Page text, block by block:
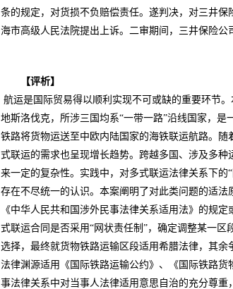
条的规定，对货损不负赔偿责任。遂判决，对三井
海市高级人民法院提出上诉。二审期间，三井保险公
【评析】
航运是国际贸易得以顺利实现不可或缺的重要环节
地斯洛伐克，所涉三国均系“一带一路”沿线国家，
铁路将货物运送至中欧内陆国家的海铁联运航路。
式联运的需求也呈现增长趋势。跨越多国、涉及多
来一定的复杂性。实践中，对多式联运法律关系下
存在不尽统一的认识。本案阐明了对此类问题的适
《中华人民共和国涉外民事法律关系适用法》的规
式联运合同是否采用“网状责任制”，确定调整某一
选择，最终就货物铁路运输区段适用希腊法律，其
法律渊源适用《国际铁路运输公约》、《国际铁路
事法律关系中对当事人法律适用意思自治的充分尊重